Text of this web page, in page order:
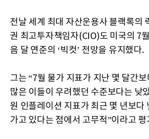
전날 세계 최대 자산운용사 블랙록의
권 최고투자책임자(CIO)도 미국의 7
음 달 연준의 ‘빅컷’ 전망을 유지했다.
그는 “7월 물가 지표가 지난 몇 달간
많은 이들이 우려했던 수준보다는 낮
원 인플레이션 지표가 최근 몇 년보다
가고 있다는 점에서 고무적”이라고 평